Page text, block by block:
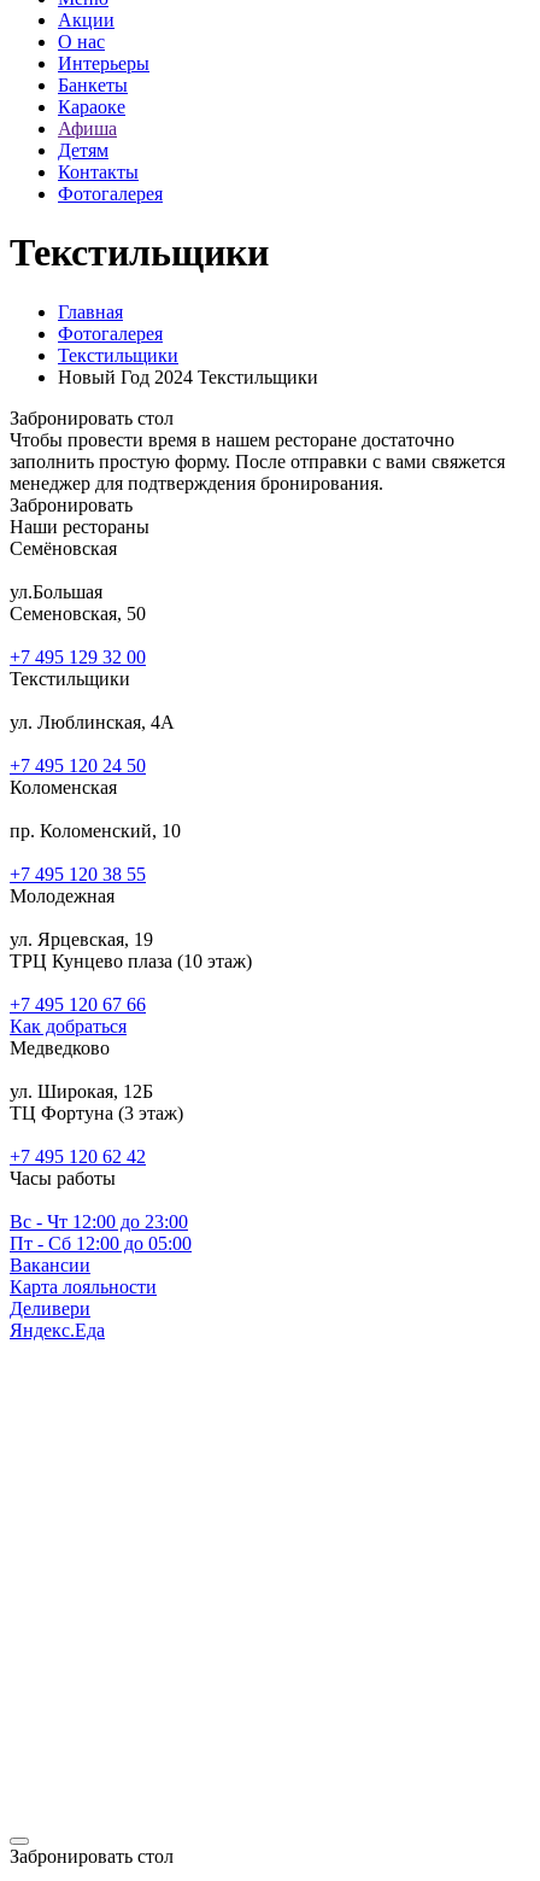
Акции
О нас
Интерьеры
Банкеты
Караоке
Афиша
Детям
Контакты
Фотогалерея
Текстильщики
Главная
Фотогалерея
Текстильщики
Новый Год 2024 Текстильщики
Забронировать стол
Чтобы провести время в нашем ресторане достаточно
заполнить простую форму. После отправки с вами свяжется
менеджер для подтверждения бронирования.
Забронировать
Наши рестораны
Семёновская
ул.Большая
Семеновская, 50
+7 495 129 32 00
Текстильщики
ул. Люблинская, 4А
+7 495 120 24 50
Коломенская
пр. Коломенский, 10
+7 495 120 38 55
Молодежная
ул. Ярцевская, 19
ТРЦ Кунцево плаза (10 этаж)
+7 495 120 67 66
Как добраться
Медведково
ул. Широкая, 12Б
ТЦ Фортуна (3 этаж)
‎+7 495 120 62 42
Часы работы
Вс - Чт 12:00 до 23:00
Пт - Сб 12:00 до 05:00
Вакансии
Карта лояльности
Деливери
Яндекс.Еда
Забронировать стол